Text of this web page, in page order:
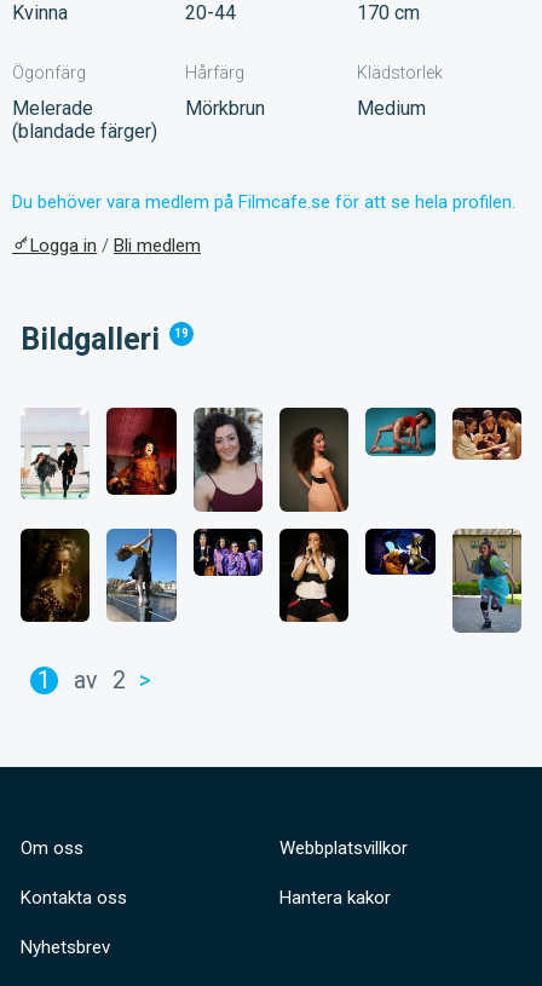
Kvinna 20-44 170 cm
Ögonfärg
Melerade
(blandade färger)
Hårfärg
Mörkbrun
Klädstorlek
Medium
Du behöver vara medlem på Filmcafe.se för att se hela profilen.
Logga in / Bli medlem
Bildgalleri 19
1 av 2 >
Om oss
Kontakta oss
Nyhetsbrev
Webbplatsvillkor
Hantera kakor